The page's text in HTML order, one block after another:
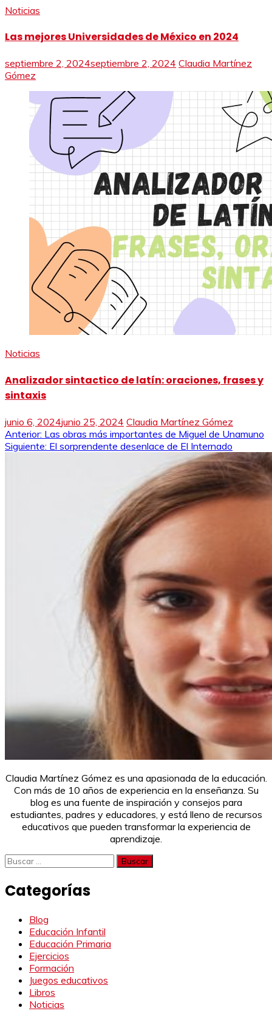
Noticias
Las mejores Universidades de México en 2024
septiembre 2, 2024septiembre 2, 2024 Claudia Martínez
Gómez
Noticias
Analizador sintactico de latín: oraciones, frases y
sintaxis
junio 6, 2024junio 25, 2024 Claudia Martínez Gómez
Navegación
de
Anterior: Las obras más importantes de Miguel de Unamuno
Siguiente: El sorprendente desenlace de El Internado
Claudia Martínez Gómez es una apasionada de la educación.
Con más de 10 años de experiencia en la enseñanza. Su
blog es una fuente de inspiración y consejos para
estudiantes, padres y educadores, y está lleno de recursos
educativos que pueden transformar la experiencia de
aprendizaje.
Buscar:
Categorías
Blog
Educación Infantil
Educación Primaria
Ejercicios
Formación
Juegos educativos
Libros
Noticias